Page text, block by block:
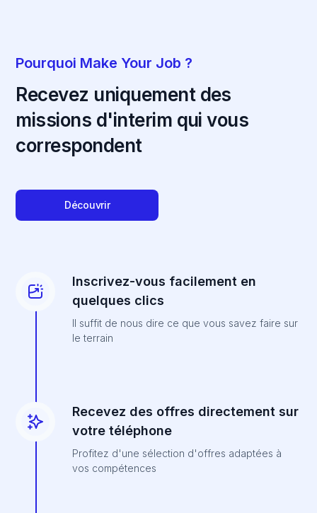
Pourquoi Make Your Job ?
Recevez uniquement des
missions d'interim qui vous
correspondent
Découvrir
Inscrivez-vous facilement en
quelques clics
Il suffit de nous dire ce que vous savez faire sur
le terrain
Recevez des offres directement sur
votre téléphone
Profitez d'une sélection d'offres adaptées à
vos compétences